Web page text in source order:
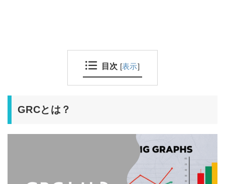
目次 [表示]
GRCとは？